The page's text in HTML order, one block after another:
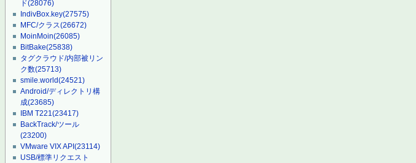
ド(28076)
IndivBox.key(27575)
MFC/クラス(26672)
MoinMoin(26085)
BitBake(25838)
タグクラウド/内部被リン
ク数(25713)
smile.world(24521)
Android/ディレクトリ構
成(23685)
IBM T221(23417)
BackTrack/ツール
(23200)
VMware VIX API(23114)
USB/標準リクエスト